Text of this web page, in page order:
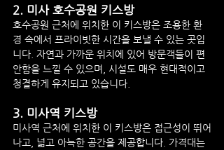
2. 미사 호수공원 키스방
호수공원 근처에 위치한 이 키스방은 조용한 환
경 속에서 프라이빗한 시간을 보낼 수 있는 곳입
니다. 자연과 가까운 위치에 있어 방문객들이 편
안함을 느낄 수 있으며, 시설도 매우 현대적이고
청결하게 유지되고 있습니다.
3. 미사역 키스방
미사역 근처에 위치한 이 키스방은 접근성이 뛰어
나고, 넓고 아늑한 공간을 제공합니다. 가격대는